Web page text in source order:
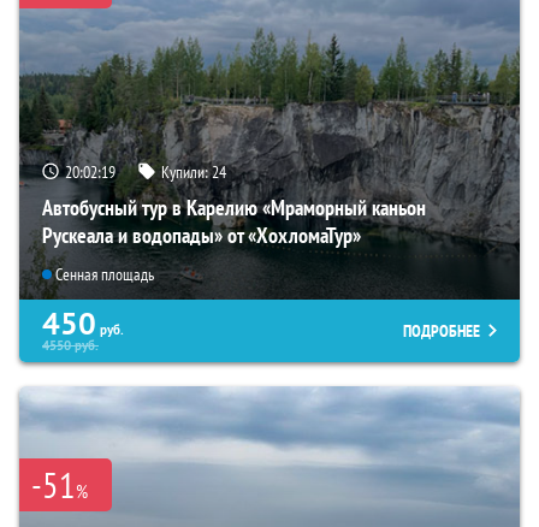
20:02:17 Купили:24
Автобусный тур в Карелию «Мраморный каньон
Рускеала и водопады» от «ХохломаТур»
Сенная площадь
450 руб.
4550руб.
ПОДРОБНЕЕ
-51%